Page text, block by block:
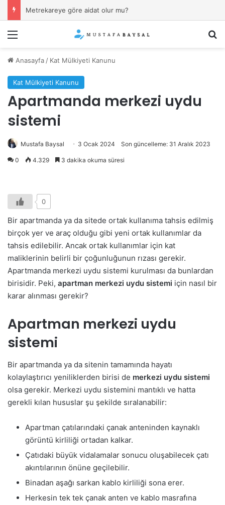
Metrekareye göre aidat olur mu?
Menü
Anasayfa / Kat Mülkiyeti Kanunu
Kat Mülkiyeti Kanunu
Apartmanda merkezi uydu
sistemi
Mustafa Baysal 3 Ocak 2024 Son güncelleme: 31 Aralık 2023
0 4.329 3 dakika okuma süresi
0
Bir apartmanda ya da sitede ortak kullanıma tahsis edilmiş
birçok yer ve araç olduğu gibi yeni ortak kullanımlar da
tahsis edilebilir. Ancak ortak kullanımlar için kat
maliklerinin belirli bir çoğunluğunun rızası gerekir.
Apartmanda merkezi uydu sistemi kurulması da bunlardan
birisidir. Peki, apartman merkezi uydu sistemi için nasıl bir
karar alınması gerekir?
Apartman merkezi uydu
sistemi
Bir apartmanda ya da sitenin tamamında hayatı
kolaylaştırıcı yeniliklerden birisi de merkezi uydu sistemi
olsa gerekir. Merkezi uydu sistemini mantıklı ve hatta
gerekli kılan hususlar şu şekilde sıralanabilir:
Apartman çatılarındaki çanak anteninden kaynaklı
görüntü kirliliği ortadan kalkar.
Çatıdaki büyük vidalamalar sonucu oluşabilecek çatı
akıntılarının önüne geçilebilir.
Binadan aşağı sarkan kablo kirliliği sona erer.
Herkesin tek tek çanak anten ve kablo masrafına